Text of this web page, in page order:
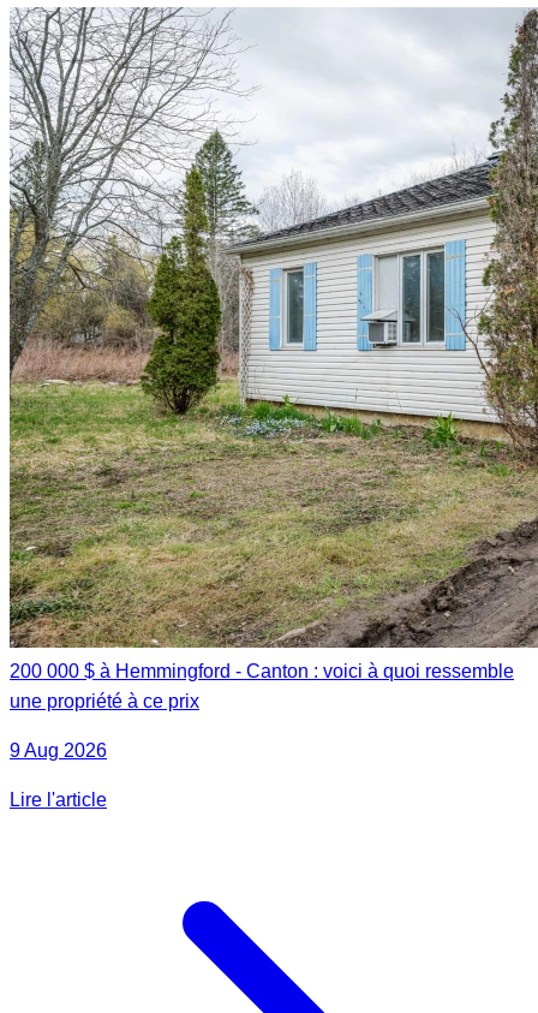
200 000 $ à Hemmingford - Canton : voici à quoi ressemble
une propriété à ce prix
9 Aug 2026
Lire l'article